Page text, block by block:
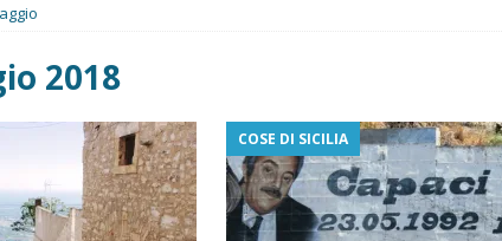
2026 ]
e consigli utili
2026 ]
2025 ] Organizzare un viaggio in Sicilia con i bambini (senza stress)
2018
COSE DI SICILIA